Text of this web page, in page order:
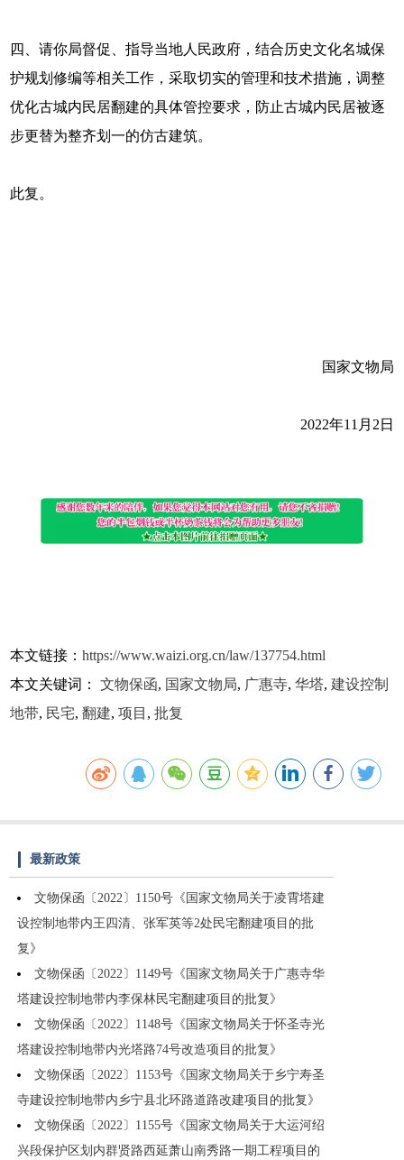
四、请你局督促、指导当地人民政府，结合历史文化名城保
护规划修编等相关工作，采取切实的管理和技术措施，调整
优化古城内民居翻建的具体管控要求，防止古城内民居被逐
步更替为整齐划一的仿古建筑。
此复。
国家文物局
2022年11月2日
本文链接：https://www.waizi.org.cn/law/137754.html
本文关键词：文物保函, 国家文物局, 广惠寺,华塔,建设控制
地带, 民宅,翻建,项目 ,批复
最新政策
文物保函〔2022〕1150号《国家文物局关于凌霄塔建
设控制地带内王四清、张军英等2处民宅翻建项目的批
复》
文物保函〔2022〕1149号《国家文物局关于广惠寺华
塔建设控制地带内李保林民宅翻建项目的批复》
文物保函〔2022〕1148号《国家文物局关于怀圣寺光
塔建设控制地带内光塔路74号改造项目的批复》
文物保函〔2022〕1153号《国家文物局关于乡宁寿圣
寺建设控制地带内乡宁县北环路道路改建项目的批复》
文物保函〔2022〕1155号《国家文物局关于大运河绍
兴段保护区划内群贤路西延萧山南秀路一期工程项目的